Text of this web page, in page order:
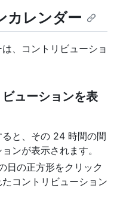
カレンダー
、コントリビューショ
ューションを表
と、その 24 時間の間
ンが表示されます。
日の正方形をクリック
コントリビューション